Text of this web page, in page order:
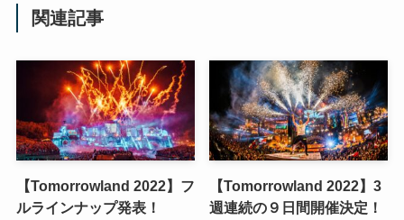
関連記事
【Tomorrowland 2022】フ
ルラインナップ発表！
【Tomorrowland 2022】3
週連続の９日間開催決定！